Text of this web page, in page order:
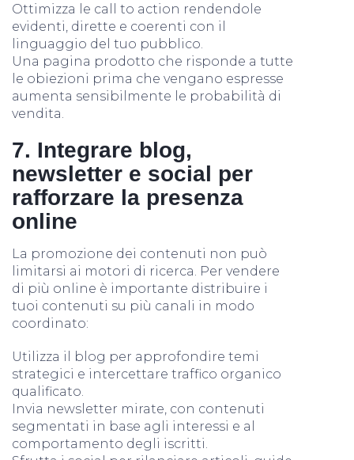
Ottimizza le call to action rendendole
evidenti, dirette e coerenti con il
linguaggio del tuo pubblico.
Una pagina prodotto che risponde a tutte
le obiezioni prima che vengano espresse
aumenta sensibilmente le probabilità di
vendita.
7. Integrare blog,
newsletter e social per
rafforzare la presenza
online
La promozione dei contenuti non può
limitarsi ai motori di ricerca. Per vendere
di più online è importante distribuire i
tuoi contenuti su più canali in modo
coordinato:
Utilizza il blog per approfondire temi
strategici e intercettare traffico organico
qualificato.
Invia newsletter mirate, con contenuti
segmentati in base agli interessi e al
comportamento degli iscritti.